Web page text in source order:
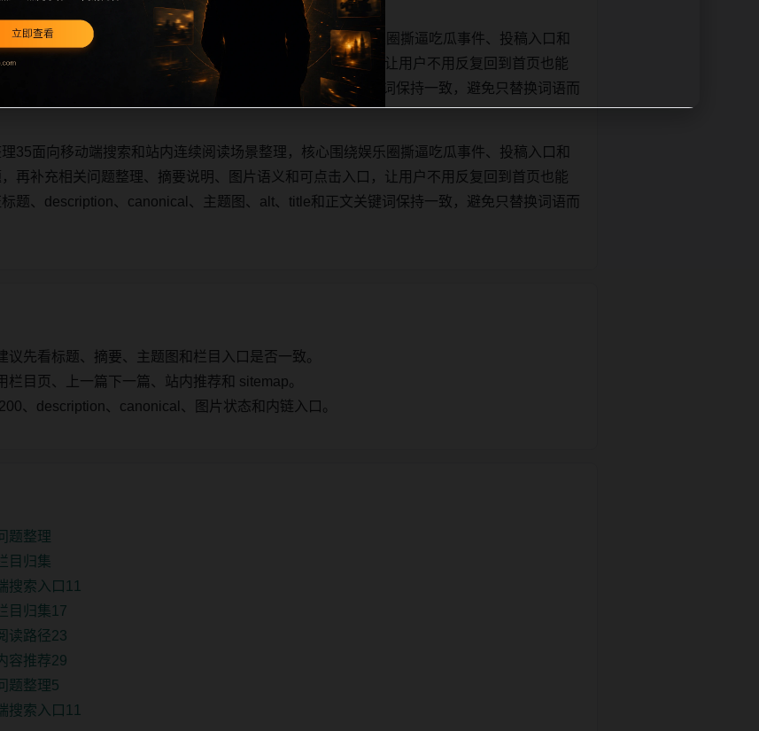
35面向移动端搜索和站内连续阅读场景整理，核心围绕娱乐圈撕逼吃瓜事件、投稿入口和
再补充相关问题整理、摘要说明、图片语义和可点击入口，让用户不用反复回到首页也能
题、description、canonical、主题图、alt、title和正文关键词保持一致，避免只替换词语而
35面向移动端搜索和站内连续阅读场景整理，核心围绕娱乐圈撕逼吃瓜事件、投稿入口和
再补充相关问题整理、摘要说明、图片语义和可点击入口，让用户不用反复回到首页也能
题、description、canonical、主题图、alt、title和正文关键词保持一致，避免只替换词语而
先看标题、摘要、主题图和栏目入口是否一致。
目页、上一篇下一篇、站内推荐和 sitemap。
、description、canonical、图片状态和内链入口。
题整理
目归集
搜索入口11
目归集17
读路径23
容推荐29
题整理5
搜索入口11